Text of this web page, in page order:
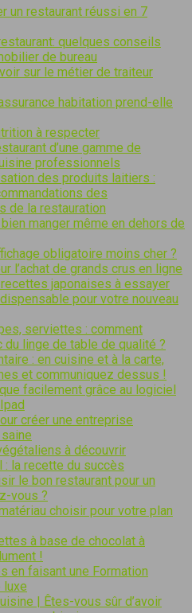
un restaurant réussi en 7
quelques conseils
de bureau
sur le métier de traiteur
habitation prend-elle
à respecter
d’une gamme de
professionnels
des produits laitiers :
des
de la restauration
manger même en dehors de
obligatoire moins cher ?
l’achat de grands crus en ligne
japonaises à essayer
pour votre nouveau
serviettes : comment
du linge de table de qualité ?
: en cuisine et à la carte,
et communiquez dessus !
facilement grâce au logiciel
créer une entreprise
à découvrir
: la recette du succès
le bon restaurant pour un
vous ?
choisir pour votre plan
à base de chocolat à
!
en faisant une Formation
luxe
| Êtes-vous sûr d’avoir